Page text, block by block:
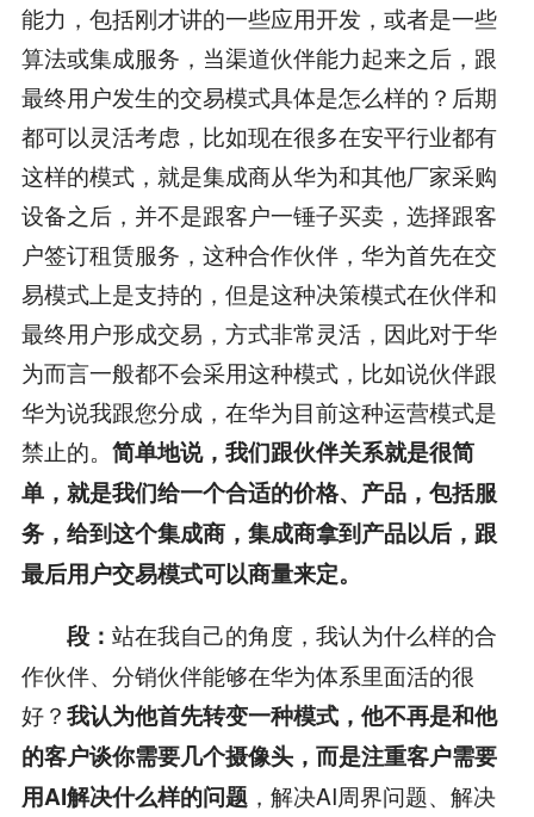
能力，包括刚才讲的一些应用开发，或者是一些
算法或集成服务，当渠道伙伴能力起来之后，跟
最终用户发生的交易模式具体是怎么样的？后期
都可以灵活考虑，比如现在很多在安平行业都有
这样的模式，就是集成商从华为和其他厂家采购
设备之后，并不是跟客户一锤子买卖，选择跟客
户签订租赁服务，这种合作伙伴，华为首先在交
易模式上是支持的，但是这种决策模式在伙伴和
最终用户形成交易，方式非常灵活，因此对于华
为而言一般都不会采用这种模式，比如说伙伴跟
华为说我跟您分成，在华为目前这种运营模式是
禁止的。 简单地说，我们跟伙伴关系就是很简
单，就是我们给一个合适的价格、产品，包括服
务，给到这个集成商，集成商拿到产品以后，跟
最后用户交易模式可以商量来定。
段： 站在我自己的角度，我认为什么样的合
作伙伴、分销伙伴能够在华为体系里面活的很
好？我认为他首先转变一种模式，他不再是和他
的客户谈你需要几个摄像头，而是注重客户需要
用AI解决什么样的问题，解决AI周界问题、解决